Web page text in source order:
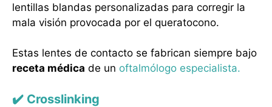
lentillas blandas personalizadas para corregir la
mala visión provocada por el queratocono.
Estas lentes de contacto se fabrican siempre bajo
receta médica de un oftalmólogo especialista.
✔️ Crosslinking